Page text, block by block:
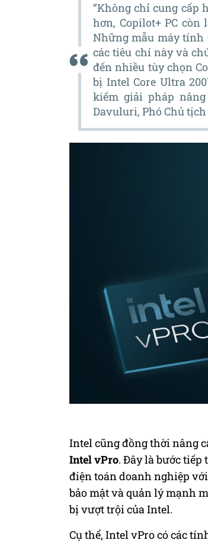
“Không chỉ cung cấp
hơn, Copilot+ PC còn
Những mẫu máy tính
các tiêu chí này và
đến nhiều tùy chọn
bị Intel Core Ultra
kiếm giải pháp nâng
Davuluri, Phó Chủ
Intel cũng đồng thời nâng
Intel vPro. Đây là bước
điện toán doanh nghiệp
bảo mật và quản lý mạnh
bị vượt trội của Intel.
Cụ thể, Intel vPro có các